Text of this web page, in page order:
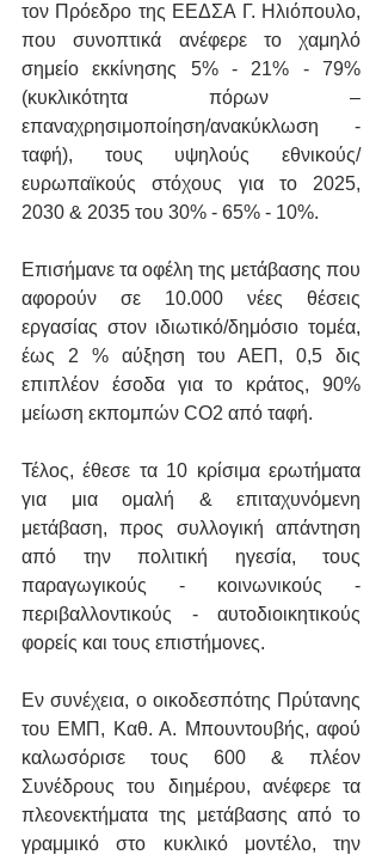
τον Πρόεδρο της ΕΕΔΣΑ Γ. Ηλιόπουλο,
που συνοπτικά ανέφερε το χαμηλό
σημείο εκκίνησης 5% - 21% - 79%
(κυκλικότητα πόρων –
επαναχρησιμοποίηση/ανακύκλωση -
ταφή), τους υψηλούς εθνικούς/
ευρωπαϊκούς στόχους για το 2025,
2030 & 2035 του 30% - 65% - 10%.
Επισήμανε τα οφέλη της μετάβασης που
αφορούν σε 10.000 νέες θέσεις
εργασίας στον ιδιωτικό/δημόσιο τομέα,
έως 2 % αύξηση του ΑΕΠ, 0,5 δις
επιπλέον έσοδα για το κράτος, 90%
μείωση εκπομπών CO2 από ταφή.
Τέλος, έθεσε τα 10 κρίσιμα ερωτήματα
για μια ομαλή & επιταχυνόμενη
μετάβαση, προς συλλογική απάντηση
από την πολιτική ηγεσία, τους
παραγωγικούς - κοινωνικούς -
περιβαλλοντικούς - αυτοδιοικητικούς
φορείς και τους επιστήμονες.
Εν συνέχεια, ο οικοδεσπότης Πρύτανης
του ΕΜΠ, Καθ. Α. Μπουντουβής, αφού
καλωσόρισε τους 600 & πλέον
Συνέδρους του διημέρου, ανέφερε τα
πλεονεκτήματα της μετάβασης από το
γραμμικό στο κυκλικό μοντέλο, την